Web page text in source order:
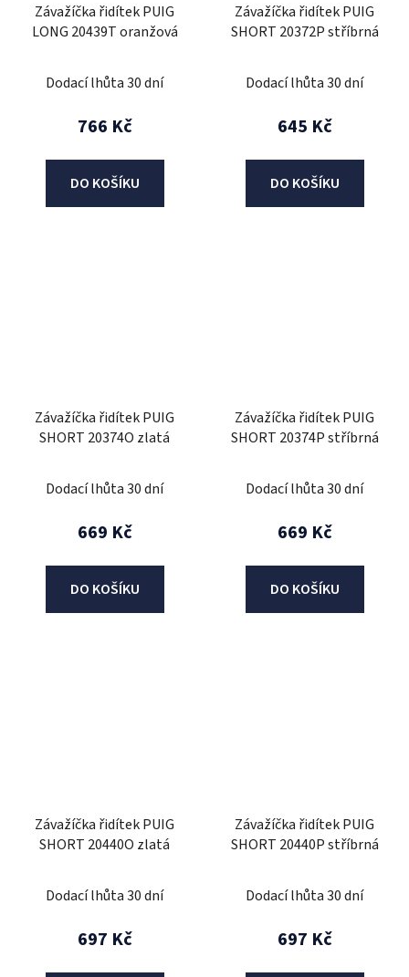
Závažíčka řidítek PUIG
LONG 20439T oranžová
Dodací lhůta 30 dní
766 Kč
DO KOŠÍKU
Závažíčka řidítek PUIG
SHORT 20372P stříbrná
Dodací lhůta 30 dní
645 Kč
DO KOŠÍKU
Závažíčka řidítek PUIG
SHORT 20374O zlatá
Dodací lhůta 30 dní
669 Kč
DO KOŠÍKU
Závažíčka řidítek PUIG
SHORT 20374P stříbrná
Dodací lhůta 30 dní
669 Kč
DO KOŠÍKU
Závažíčka řidítek PUIG
SHORT 20440O zlatá
Dodací lhůta 30 dní
697 Kč
Závažíčka řidítek PUIG
SHORT 20440P stříbrná
Dodací lhůta 30 dní
697 Kč